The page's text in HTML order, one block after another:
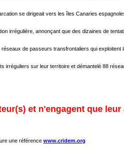
se dirigeait vers les îles Canaries
irrégulière, annonçant que des dizaines de
de passeurs transfrontaliers qui
irréguliers sur leur territoire et démantelé 88
et n'engagent que
une référence www.cridem.org